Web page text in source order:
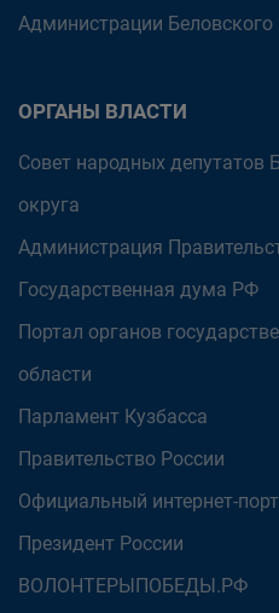
Администрации Беловского
ОРГАНЫ ВЛАСТИ
Совет народных депутатов
округа
Администрация
Государственная дума РФ
Портал органов
области
Парламент Кузбасса
Правительство России
Официальный интернет-
Президент России
ВОЛОНТЕРЫПОБЕДЫ.РФ